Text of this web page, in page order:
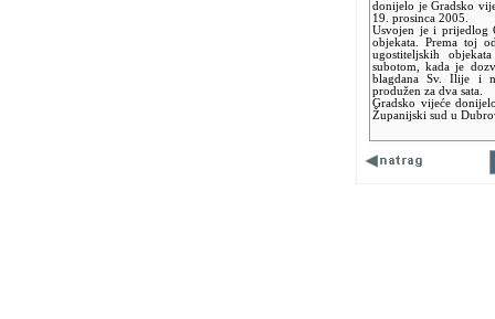
donijelo je Gradsko
19. prosinca 2005.
Usvojen je i prijedlog
objekata. Prema toj
ugostiteljskih
subotom, kada je
blagdana Sv. Ilije i
produžen za dva sata.
Gradsko vijeće
Županijski sud u